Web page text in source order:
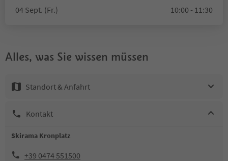
04 Sept. (Fr.)
10:00 - 11:30
Alles, was Sie wissen müssen
Standort & Anfahrt
Kontakt
Skirama Kronplatz
+39 0474 551500